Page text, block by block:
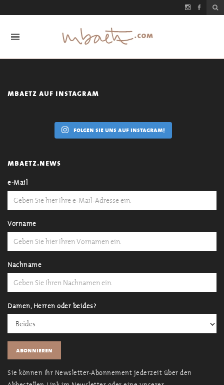
mbaetz auf instagram
folgen sie uns auf instagram!
mbaetz.news
e-Mail
Vorname
Nachname
Damen, Herren oder beides?
Sie können Ihr Newsletter-Abonnement jederzeit über den